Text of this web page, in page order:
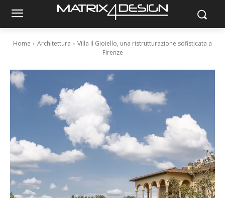
Home Architettura
Villa il Gioiello, una ristrutturazione sofisticata a
Firenze